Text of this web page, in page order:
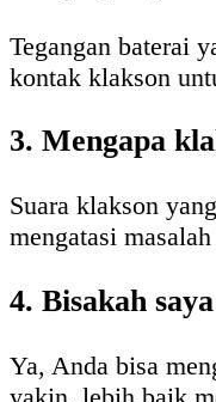
Tegangan baterai
kontak klakson
3. Mengapa
Suara klakson
mengatasi
4. Bisakah
Ya, Anda bisa